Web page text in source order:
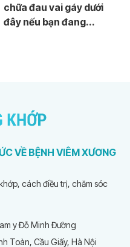
chữa đau vai gáy dưới
đây nếu bạn đang...
VỀ BỆNH VIÊM XƯƠNG
cách điều trị, chăm sóc
y Đỗ Minh Đường
Toàn, Cầu Giấy, Hà Nội